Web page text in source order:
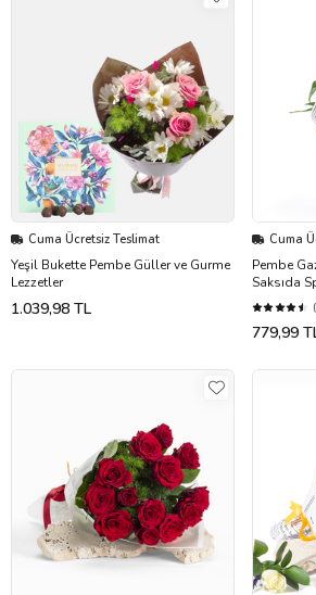
Cuma Ücretsiz Teslimat
Yeşil Bukette Pembe Güller ve Gurme
Lezzetler
1.039,98 TL
Cuma
Pembe
Saksıda
779,99